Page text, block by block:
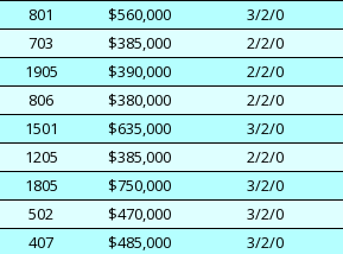
801
$560,000 3/2/0
703
$385,000 2/2/0
1905
$390,000 2/2/0
806
$380,000 2/2/0
1501
$635,000 3/2/0
1205
$385,000 2/2/0
1805
$750,000 3/2/0
502
$470,000 3/2/0
407
$485,000 3/2/0